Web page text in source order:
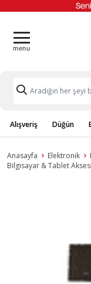
Alışveriş Düğün
Anasayfa Elektronik
Bilgisayar & Tablet